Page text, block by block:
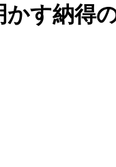
す納得